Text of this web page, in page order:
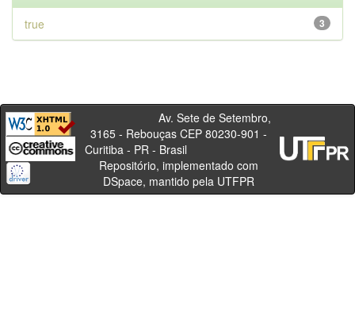
3
true
Av. Sete de Setembro,
3165 - Rebouças CEP 80230-901 -
Curitiba - PR - Brasil
Repositório, implementado com
DSpace, mantido pela UTFPR